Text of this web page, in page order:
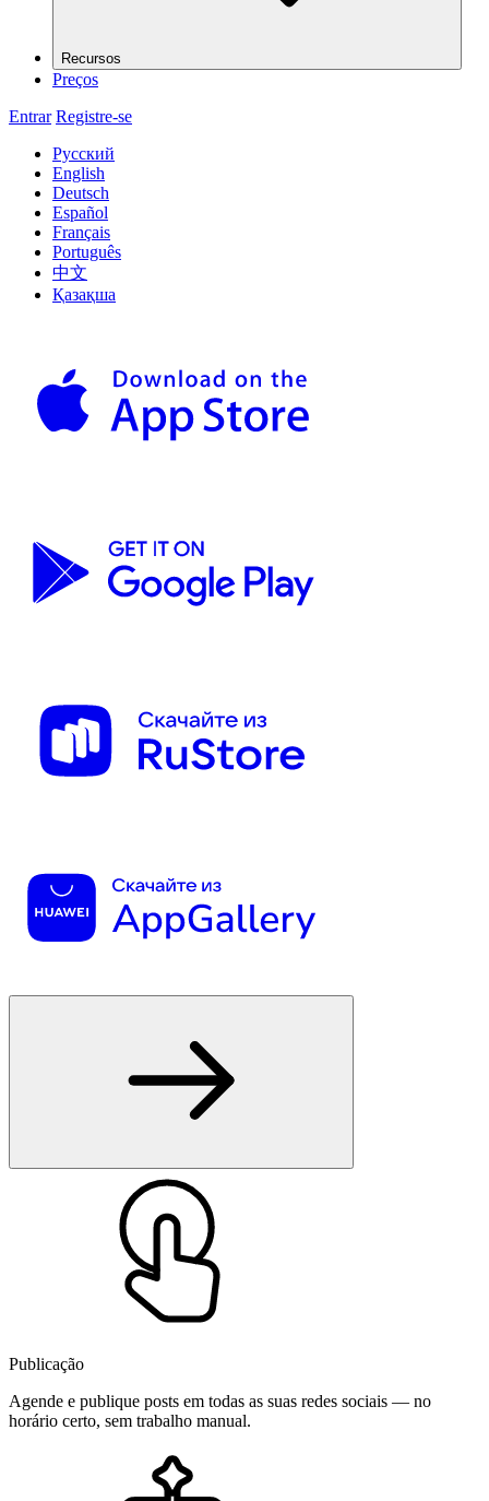
Recursos
Preços
Entrar Registre-se
Русский
English
Deutsch
Español
Français
Português
中文
Қазақша
Publicação
Agende e publique posts em todas as suas redes sociais — no
horário certo, sem trabalho manual.